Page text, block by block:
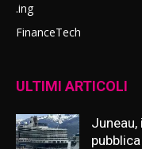
.ing
FinanceTech
ULTIMI ARTICOLI
Juneau,